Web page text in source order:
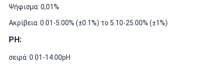
Ψήφισμα: 0,01%
Ακρίβεια: 0.01-5.00% (±0.1%) το 5.10-25.00% (±1%)
PH:
σειρά: 0.01-14.00pH